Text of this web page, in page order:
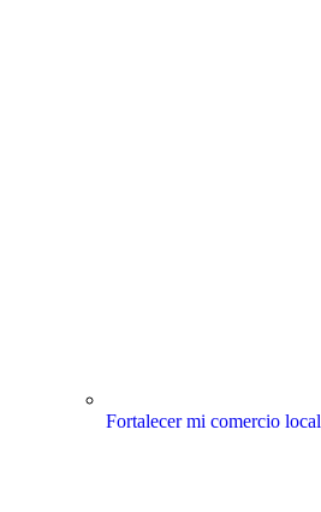
Fortalecer mi comercio local